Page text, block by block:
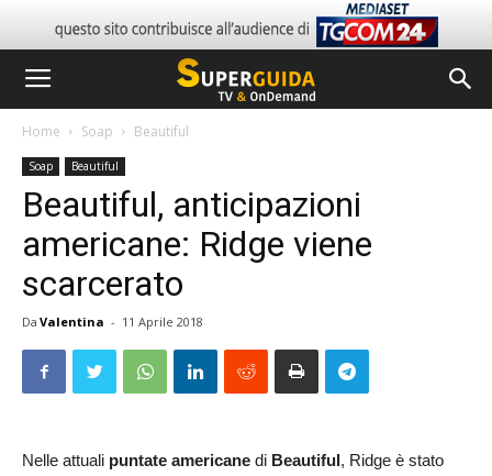
Home Soap Beautiful
Soap Beautiful
Beautiful, anticipazioni
americane: Ridge viene
scarcerato
Da Valentina - 11 Aprile 2018
Nelle attuali puntate americane di Beautiful, Ridge è stato